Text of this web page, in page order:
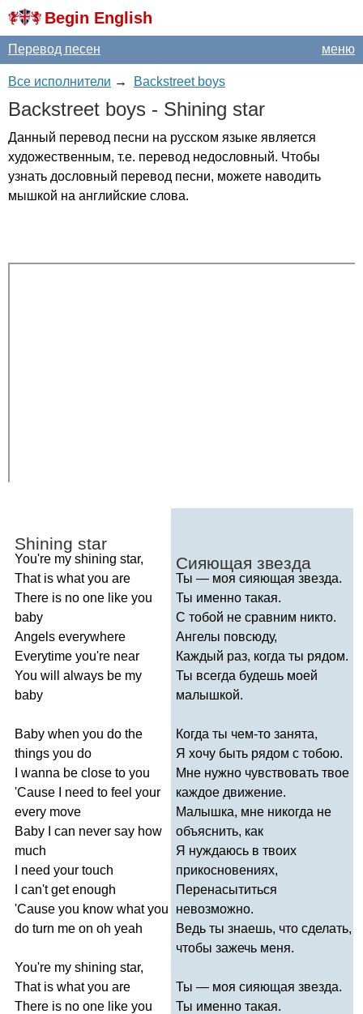
Begin English
меню
Перевод песен
Все исполнители → Backstreet boys
Backstreet boys - Shining star
Данный перевод песни на русском языке является
художественным, т.е. перевод недословный. Чтобы
узнать дословный перевод песни, можете наводить
мышкой на английские слова.
Shining star
You're my shining star,
That is what you are
There is no one like you
baby
Angels everywhere
Everytime you're near
You will always be my
baby
Baby when you do the
things you do
wanna be close to you
'Cause need to feel your
every move
Baby
can never say how
much
need your touch
can't get enough
'Cause you know what you
do turn me on oh yeah
You're my shining star,
That is what you are
There is no one like you
Сияющая звезда
Ты — моя сияющая звезда.
Ты именно такая.
С тобой не сравним никто.
Ангелы повсюду,
Каждый раз, когда ты рядом.
Ты всегда будешь моей
малышкой.
Когда ты чем-то занята,
Я хочу быть рядом с тобою.
Мне нужно чувствовать твое
каждое движение.
Малышка, мне никогда не
объяснить, как
Я нуждаюсь в твоих
прикосновениях,
Перенасытиться
невозможно.
Ведь ты знаешь, что сделать,
чтобы зажечь меня.
Ты — моя сияющая звезда.
Ты именно такая.